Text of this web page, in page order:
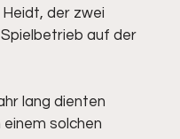
der zwei
auf der
lang dienten
solchen